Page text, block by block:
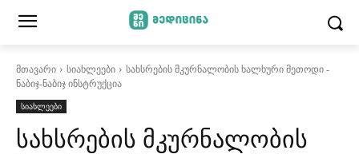
მთავარი სიახლეები
სახსრების მკურნალობის ხალხური მეთოდი -
ნაბიჯ-ნაბიჯ ინსტრუქცია
სიახლეები
სახსრების მკურნალობის